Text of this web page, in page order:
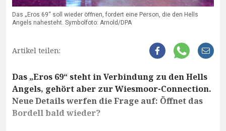
Das „Eros 69“ soll wieder öffnen, fordert eine Person, die den Hells
Angels nahesteht. Symbolfoto: Arnold/DPA
Artikel teilen:
Das „Eros 69“ steht in Verbindung zu den Hells
Angels, gehört aber zur Wiesmoor-Connection.
Neue Details werfen die Frage auf: Öffnet das
Bordell bald wieder?